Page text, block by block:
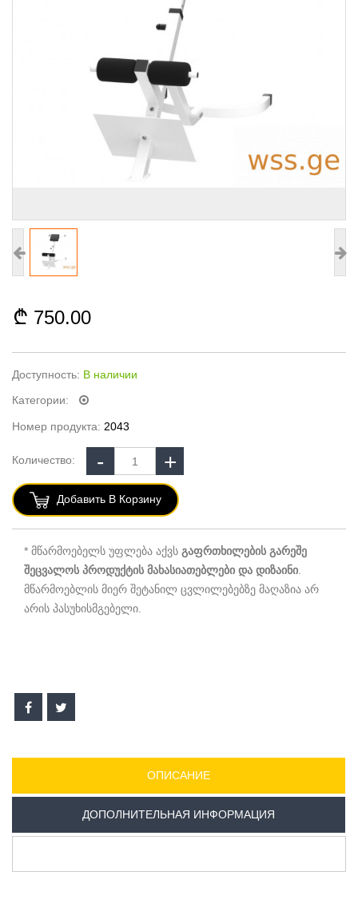
750.00
Доступность: В наличии
Категории:
Номер продукта: 2043
Количество:
Добавить В Корзину
* მწარმოებელს უფლება აქვს გაფრთხილების გარეშე
შეცვალოს პროდუქტის მახასიათებლები და დიზაინი
მწარმოებლის მიერ შეტანილ ცვლილებებზე მაღაზია არ
არის პასუხისმგებელი.
ОПИСАНИЕ
ДОПОЛНИТЕЛЬНАЯ ИНФОРМАЦИЯ